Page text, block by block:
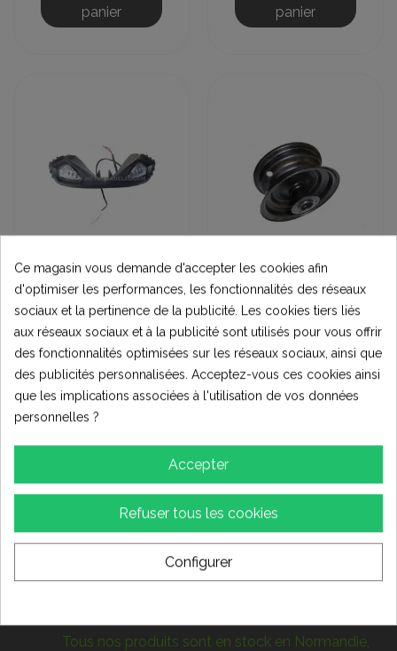
panier
panier
Eclairage
RAMPE PHARE TOX
RUNNER ET PYTHON
20,00 €
Ajouter au
panier
JANTES ET
JANTE 6 POUCES AV
TOX POUR
ENJOLIVEUR BEDLOC
23,00 €
Ajouter au
panier
1 2
Tous nos produits sont en stock en Normandie,
Ce magasin vous demande d'accepter les cookies afin
d'optimiser les performances, les fonctionnalités des réseaux
sociaux et la pertinence de la publicité. Les cookies tiers liés
aux réseaux sociaux et à la publicité sont utilisés pour vous offrir
des fonctionnalités optimisées sur les réseaux sociaux, ainsi que
des publicités personnalisées. Acceptez-vous ces cookies ainsi
que les implications associées à l'utilisation de vos données
personnelles ?
Accepter
Refuser tous les cookies
Configurer